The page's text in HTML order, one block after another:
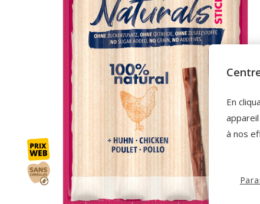
En
à nos